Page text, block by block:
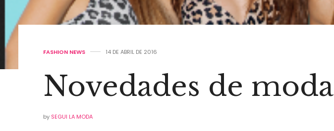
FASHION NEWS 14 DE ABRIL DE 2016
Novedades de moda
by SEGUI LA MODA